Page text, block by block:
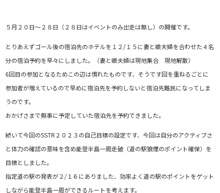
５月２０日～２８日（２８日はイベントのみ出走は無し）の開催です。
とりあえずゴール後の宿泊先のホテルを１２/１５に妻と娘夫婦を合わせた４名
分の宿泊予約を早々にしました。（妻と娘夫婦は現地集合 現地解散）
6回目の参加となるためこの辺は慣れたものです、そうです回を重ねるごとに
参加者が増えているので早めに宿泊先を予約しないと宿泊先難民になってしま
うのです。
おかげさまで無事に予定していた宿泊先を予約できました。
続いて今回のSSTR２０２３の自己目標の設定です、今回は自分のアクティブさ
と体力の確認の意味を含め能登半島一周走破（道の駅狼煙のポイント確保）を
目標としました。
指定道の駅の発表が２/１６にありました、効率よく道の駅のポイントをゲット
しながら能登半島一周ができるルートを考えます。